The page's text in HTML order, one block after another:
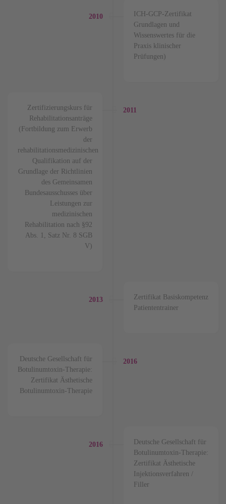
2010
ICH-GCP-Zertifikat
Grundlagen und
Wissenswertes für die
Praxis klinischer
Prüfungen)
2011
Zertifizierungskurs für
Rehabilitationsanträge
(Fortbildung zum Erwerb
der
rehabilitationsmedizinischen
Qualifikation auf der
Grundlage der Richtlinien
des Gemeinsamen
Bundesausschusses über
Leistungen zur
medizinischen
Rehabilitation nach §92
Abs. 1, Satz Nr. 8 SGB
V)
2013
Zertifikat Basiskompetenz
Patiententrainer
2016
Deutsche Gesellschaft für
Botulinumtoxin-Therapie:
Zertifikat Ästhetische
Botulinumtoxin-Therapie
2016
Deutsche Gesellschaft für
Botulinumtoxin-Therapie:
Zertifikat Ästhetische
Injektionsverfahren /
Filler